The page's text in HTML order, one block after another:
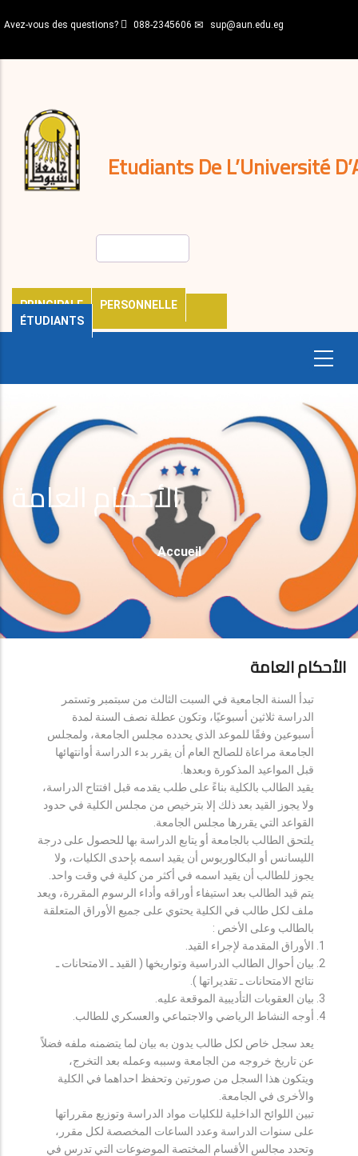
au
principal
Avez-vous des questions? 088-2345606 sup@aun.edu.eg
Etudiants De L’Université
PRINCIPALE
PERSONNELLE
ÉTUDIANTS
décisions
Expatriés
Journal
الأحكام العامة
Fil
D'Ariane
Accueil
الأحكام العامة
تبدأ السنة الجامعية في السبت الثالث من سبتمبر وتستمر
الدراسة ثلاثين أسبوعيًا، وتكون عطلة نصف السنة لمدة
أسبوعين وفقًا للموعد الذي يحدده مجلس الجامعة، ولمجلس
الجامعة مراعاة للصالح العام أن يقرر بدء الدراسة أوانتهائها
قبل المواعيد المذكورة وبعدها.
يقيد الطالب بالكلية بناءً على طلب يقدمه قبل افتتاح الدراسة،
ولا يجوز القيد بعد ذلك إلا بترخيص من مجلس الكلية في حدود
القواعد التي يقررها مجلس الجامعة.
يلتحق الطالب بالجامعة أو يتابع الدراسة بها للحصول على درجة
الليسانس أو البكالوريوس أن يقيد اسمه بإحدى الكليات، ولا
يجوز للطالب أن يقيد اسمه في أكثر من كلية في وقت واحد.
يتم قيد الطالب بعد استيفاء أوراقه وأداء الرسوم المقررة، ويعد
ملف لكل طالب في الكلية يحتوي على جميع الأوراق المتعلقة
بالطالب وعلى الأخص :
الأوراق المقدمة لإجراء القيد.
بيان أحوال الطالب الدراسية وتواريخها ( القيد ـ الامتحانات ـ
نتائح الامتحانات ـ تقديراتها ).
بيان العقوبات التأديبية الموقعة عليه.
أوجه النشاط الرياضي والاجتماعي والعسكري للطالب.
يعد سجل خاص لكل طالب يدون به بيان لما يتضمنه ملفه فضلاً
عن تاريخ خروجه من الجامعة وسببه وعمله بعد التخرج،
ويتكون هذا السجل من صورتين وتحفظ احداهما في الكلية
والأخرى في الجامعة.
تبين اللوائح الداخلية للكليات مواد الدراسة وتوزيع مقرراتها
على سنوات الدراسة وعدد الساعات المخصصة لكل مقرر،
وتحدد مجالس الأقسام المختصة الموضوعات التي تدرس في